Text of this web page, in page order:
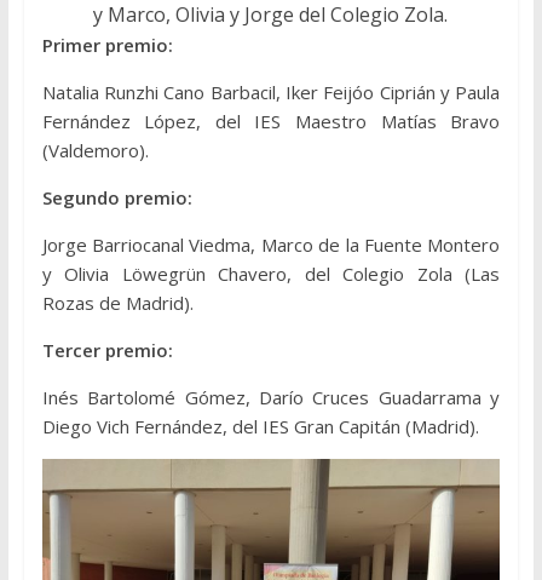
y Marco, Olivia y Jorge del Colegio Zola.
Primer premio:
Natalia Runzhi Cano Barbacil, Iker Feijóo Ciprián y Paula
Fernández López, del IES Maestro Matías Bravo
(Valdemoro).
Segundo premio:
Jorge Barriocanal Viedma, Marco de la Fuente Montero
y Olivia Löwegrün Chavero, del Colegio Zola (Las
Rozas de Madrid).
Tercer premio:
Inés Bartolomé Gómez, Darío Cruces Guadarrama y
Diego Vich Fernández, del IES Gran Capitán (Madrid).